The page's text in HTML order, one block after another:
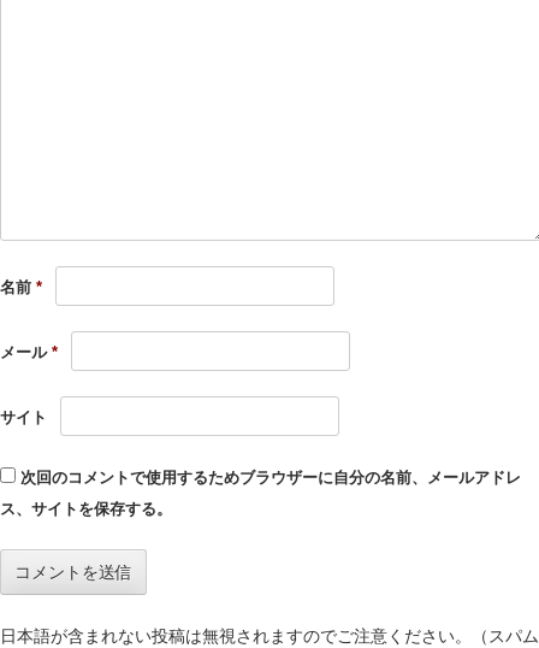
名前 *
メール *
サイト
次回のコメントで使用するためブラウザーに自分の名前、メールアドレ
ス、サイトを保存する。
日本語が含まれない投稿は無視されますのでご注意ください。（スパム